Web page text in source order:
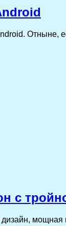
Отныне,
с
мощная